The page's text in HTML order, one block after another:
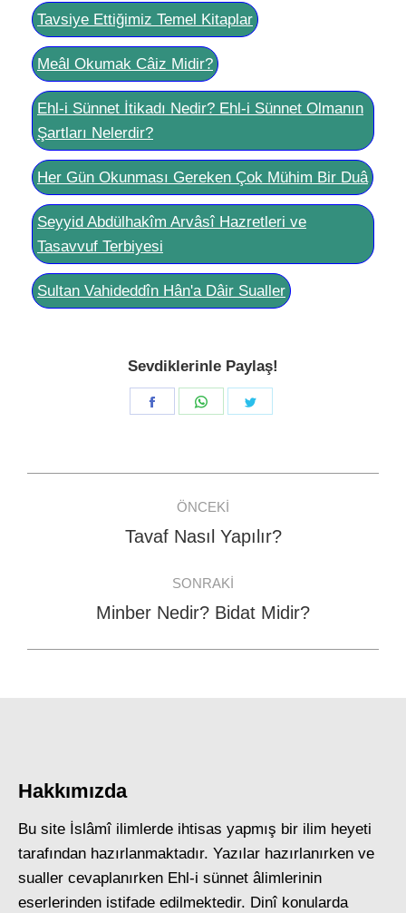
Tavsiye Ettiğimiz Temel Kitaplar
Meâl Okumak Câiz Midir?
Ehl-i Sünnet İtikadı Nedir? Ehl-i Sünnet Olmanın
Şartları Nelerdir?
Her Gün Okunması Gereken Çok Mühim Bir Duâ
Seyyid Abdülhakîm Arvâsî Hazretleri ve
Tasavvuf Terbiyesi
Sultan Vahideddîn Hân'a Dâir Sualler
Sevdiklerinle Paylaş!
Share
Share
navigation
ÖNCEKI
Previous
Tavaf Nasıl Yapılır?
SONRAKI
Next
Minber Nedir? Bidat Midir?
Hakkımızda
Bu site İslâmî ilimlerde ihtisas yapmış bir ilim heyeti
tarafından hazırlanmaktadır. Yazılar hazırlanırken ve
sualler cevaplanırken Ehl-i sünnet âlimlerinin
eserlerinden istifade edilmektedir. Dinî konularda